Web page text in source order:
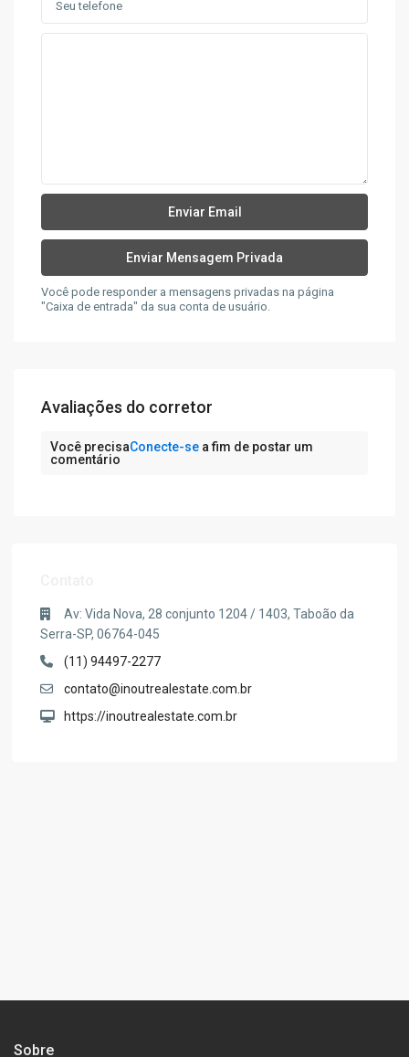
Você pode responder a mensagens privadas na página
"Caixa de entrada" da sua conta de usuário.
Avaliações do corretor
Você precisaConecte-se a fim de postar um
comentário
Av: Vida Nova, 28 conjunto 1204 / 1403, Taboão da
Serra-SP, 06764-045
(11) 94497-2277
contato@inoutrealestate.com.br
https://inoutrealestate.com.br
Sobre